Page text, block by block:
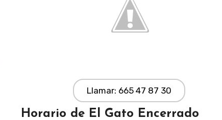
Llamar: 665 47 87 30
Horario de El Gato Encerrado